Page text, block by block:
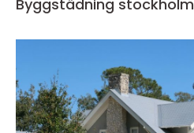
Byggstädning stockholm